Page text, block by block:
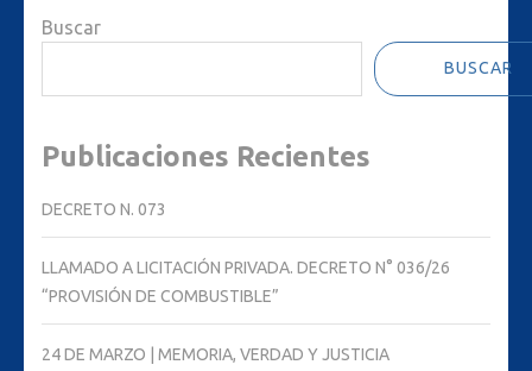
Buscar
BUSCAR
Publicaciones Recientes
DECRETO N. 073
LLAMADO A LICITACIÓN PRIVADA. DECRETO N° 036/26
“PROVISIÓN DE COMBUSTIBLE”
24 DE MARZO | MEMORIA, VERDAD Y JUSTICIA